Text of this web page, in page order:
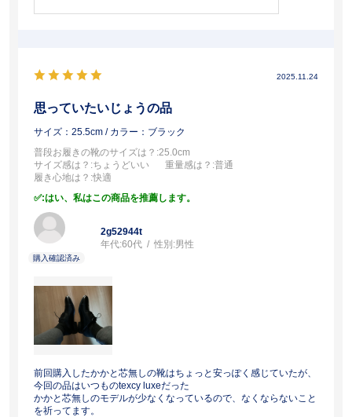
2025.11.24
思っていたいじょうの品
サイズ：25.5cm / カラー：ブラック
普段お履きの靴のサイズは？ :25.0cm
サイズ感は？ :ちょうどいい 重量感は？ :普通
履き心地は？ :快適
:はい、私はこの商品を推薦します。
2g52944t
年代:60代 性別:男性
前回購入したかかと芯無しの靴はちょっと安っぽく感じていたが、
今回の品はいつものtexcy luxeだった
かかと芯無しのモデルが少なくなっているので、なくならないこと
を祈ってます。